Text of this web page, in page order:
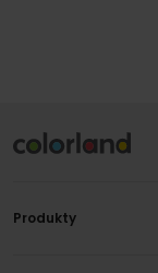
Produkty